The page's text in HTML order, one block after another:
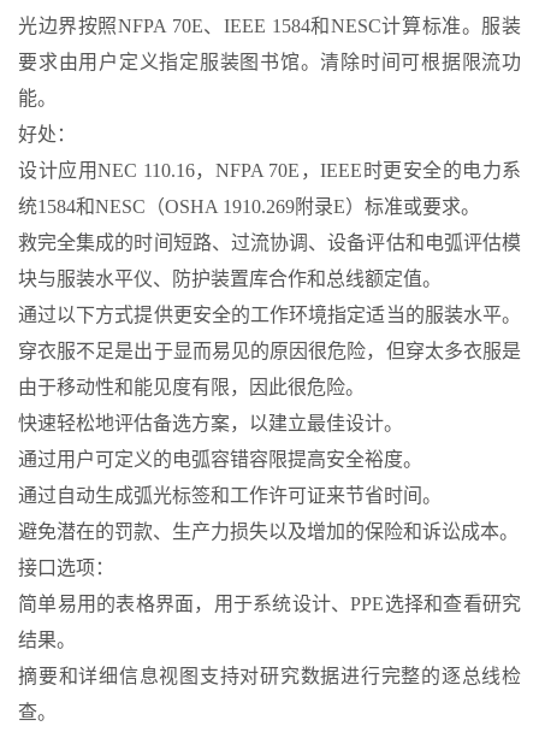
光边界按照NFPA 70E、IEEE 1584和NESC计算标准。服装
要求由用户定义指定服装图书馆。清除时间可根据限流功
能。
好处：
设计应用NEC 110.16，NFPA 70E，IEEE时更安全的电力系
统1584和NESC（OSHA 1910.269附录E）标准或要求。
救完全集成的时间短路、过流协调、设备评估和电弧评估模
块与服装水平仪、防护装置库合作和总线额定值。
通过以下方式提供更安全的工作环境指定适当的服装水平。
穿衣服不足是出于显而易见的原因很危险，但穿太多衣服是
由于移动性和能见度有限，因此很危险。
快速轻松地评估备选方案，以建立最佳设计。
通过用户可定义的电弧容错容限提高安全裕度。
通过自动生成弧光标签和工作许可证来节省时间。
避免潜在的罚款、生产力损失以及增加的保险和诉讼成本。
接口选项：
简单易用的表格界面，用于系统设计、PPE选择和查看研究
结果。
摘要和详细信息视图支持对研究数据进行完整的逐总线检
查。